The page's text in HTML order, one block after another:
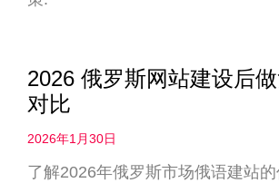
2026 俄罗斯网站建设后
对比
2026年1月30日
了解2026年俄罗斯市场俄语建站